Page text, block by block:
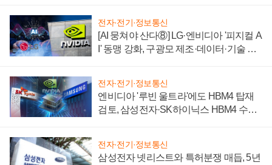
전자·전기·정보통신
[AI 뭉쳐야 산다⑧] LG·엔비디아 '피지컬 A
I' 동맹 강화, 구광모 제조·데이터·기술 결
전자·전기·정보통신
엔비디아 '루빈 울트라'에도 HBM4 탑재
검토, 삼성전자·SK하이닉스 HBM4 수율
전자·전기·정보통신
삼성전자 넷리스트와 특허분쟁 매듭, 5년